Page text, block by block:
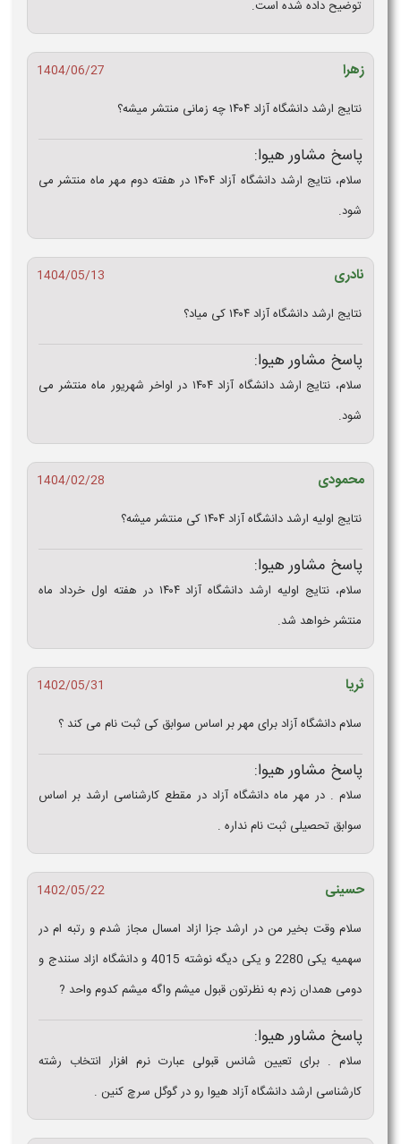
توضیح داده شده است.
زهرا
1404/06/27
نتایج ارشد دانشگاه آزاد ۱۴۰۴ چه زمانی منتشر میشه؟
پاسخ مشاور هیوا:
سلام، نتایج ارشد دانشگاه آزاد ۱۴۰۴ در هفته دوم مهر ماه منتشر می
شود.
نادری
1404/05/13
نتایج ارشد دانشگاه آزاد ۱۴۰۴ کی میاد؟
پاسخ مشاور هیوا:
سلام، نتایج ارشد دانشگاه آزاد ۱۴۰۴ در اواخر شهریور ماه منتشر می
شود.
محمودی
1404/02/28
نتایج اولیه ارشد دانشگاه آزاد ۱۴۰۴ کی منتشر میشه؟
پاسخ مشاور هیوا:
سلام، نتایج اولیه ارشد دانشگاه آزاد ۱۴۰۴ در هفته اول خرداد ماه
منتشر خواهد شد.
ثریا
1402/05/31
سلام دانشگاه آزاد برای مهر بر اساس سوابق کی ثبت نام می کند ؟
پاسخ مشاور هیوا:
سلام . در مهر ماه دانشگاه آزاد در مقطع کارشناسی ارشد بر اساس
سوابق تحصیلی ثبت نام نداره .
حسینی
1402/05/22
سلام وقت بخیر من در ارشد جزا ازاد امسال مجاز شدم و رتبه ام در
سهمیه یکی 2280 و یکی دیگه نوشته 4015 و دانشگاه ازاد سنندج و
دومی همدان زدم به نظرتون قبول میشم واگه میشم کدوم واحد ?
پاسخ مشاور هیوا:
سلام . برای تعیین شانس قبولی عبارت نرم افزار انتخاب رشته
کارشناسی ارشد دانشگاه آزاد هیوا رو در گوگل سرچ کنین .